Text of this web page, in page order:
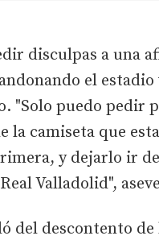
disculpas a una
el
"Solo puedo pedir
la camiseta que
y dejarlo ir
Valladolid",
del descontento